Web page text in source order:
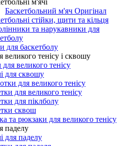
м'ячі
Баскетбольний м'яч Оригінал
стійки, щити та кільця
та нарукавники для
для баскетболу
великого тенісу і сквошу
великого тенісу
для сквошу
для великого тенісу
для великого тенісу
для піклболу
сквош
та рюкзаки для великого тенісу
паделу
для паделу